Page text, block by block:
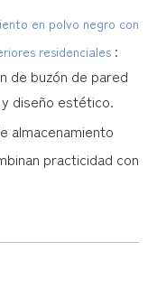
en polvo negro con
residenciales :
de buzón de pared
diseño estético.
almacenamiento
practicidad con